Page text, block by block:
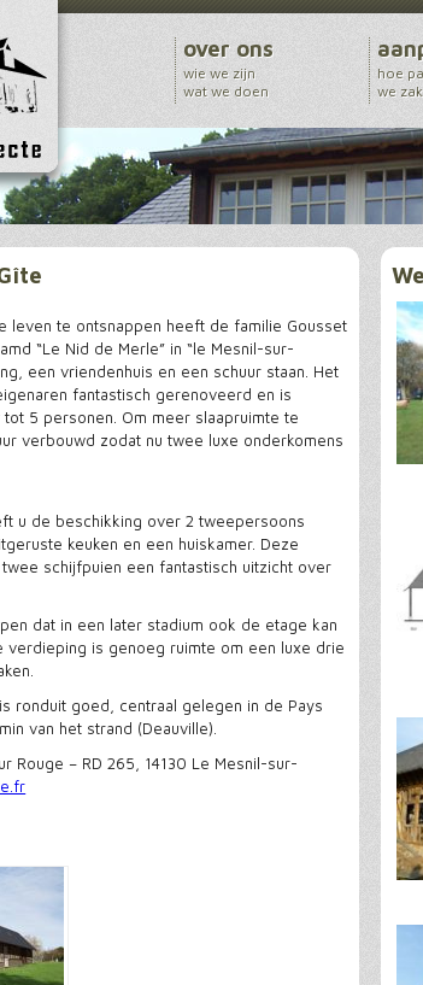
over ons
wie we zijn
wat we doen
hoe
we
leven te ontsnappen heeft de familie Gousset
“Le Nid de Merle” in “le Mesnil-sur-
een vriendenhuis en een schuur staan. Het
fantastisch gerenoveerd en is
5 personen. Om meer slaapruimte te
verbouwd zodat nu twee luxe onderkomens
u de beschikking over 2 tweepersoons
keuken en een huiskamer. Deze
schijfpuien een fantastisch uitzicht over
dat in een later stadium ook de etage kan
verdieping is genoeg ruimte om een luxe drie
ronduit goed, centraal gelegen in de Pays
van het strand (Deauville).
Rouge – RD 265, 14130 Le Mesnil-sur-